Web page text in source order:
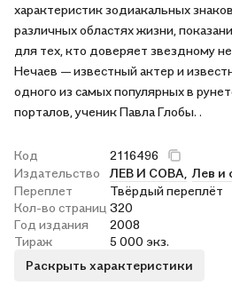
характеристик зодиакальных
различных областях жизни,
для тех, кто доверяет звездному
Нечаев — известный актер и
одного из самых популярных в
порталов, ученик Павла Глобы. .
Код
2116496
Издательство
ЛЕВ И СОВА, Лев и
Переплет
Твёрдый переплёт
Кол-во страниц 320
Год издания
2008
Тираж
5 000 экз.
Раскрыть характеристики